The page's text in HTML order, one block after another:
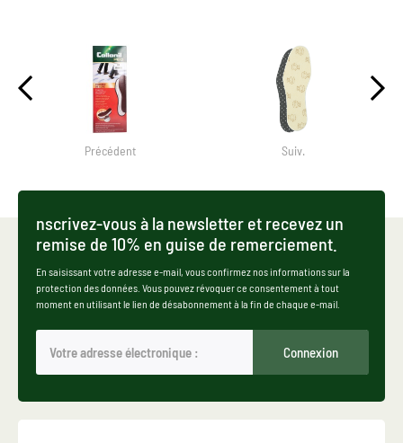
Précédent Suiv.
nscrivez-vous à la newsletter et recevez un
remise de 10% en guise de remerciement.
En saisissant votre adresse e-mail, vous confirmez nos informations sur la
protection des données. Vous pouvez révoquer ce consentement à tout
moment en utilisant le lien de désabonnement à la fin de chaque e-mail.
Connexion